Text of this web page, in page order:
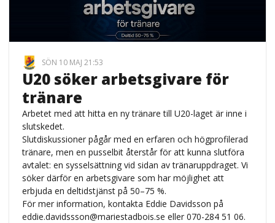
SÖN 10 MAJ 21:53
U20 söker arbetsgivare för
tränare
Arbetet med att hitta en ny tränare till U20-laget är inne i
slutskedet.
Slutdiskussioner pågår med en erfaren och högprofilerad
tränare, men en pusselbit återstår för att kunna slutföra
avtalet: en sysselsättning vid sidan av tränaruppdraget. Vi
söker därför en arbetsgivare som har möjlighet att
erbjuda en deltidstjänst på 50–75 %.
För mer information, kontakta Eddie Davidsson på
eddie.davidssson@mariestadbois.se eller 070-284 51 06.